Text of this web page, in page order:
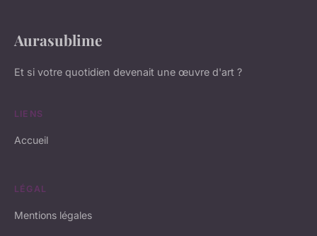
Aurasublime
Et si votre quotidien devenait une œuvre d'art ?
LIENS
Accueil
LÉGAL
Mentions légales